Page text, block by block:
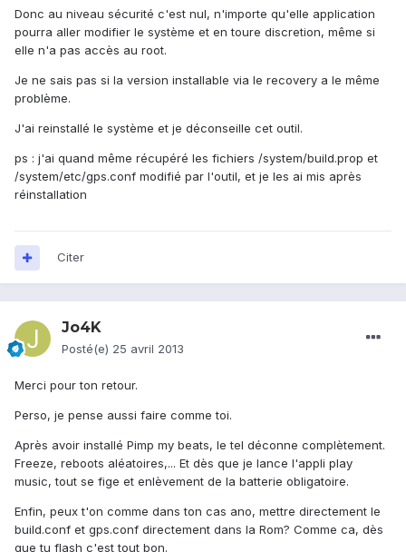
Donc au niveau sécurité c'est nul, n'importe qu'elle application
pourra aller modifier le système et en toure discretion, même si
elle n'a pas accès au root.
Je ne sais pas si la version installable via le recovery a le même
problème.
J'ai reinstallé le système et je déconseille cet outil.
ps : j'ai quand même récupéré les fichiers /system/build.prop et
/system/etc/gps.conf modifié par l'outil, et je les ai mis après
réinstallation
Citer
Jo4K
Posté(e) 25 avril 2013
Merci pour ton retour.
Perso, je pense aussi faire comme toi.
Après avoir installé Pimp my beats, le tel déconne complètement.
Freeze, reboots aléatoires,... Et dès que je lance l'appli play
music, tout se fige et enlèvement de la batterie obligatoire.
Enfin, peux t'on comme dans ton cas ano, mettre directement le
build.conf et gps.conf directement dans la Rom? Comme ca, dès
que tu flash c'est tout bon.